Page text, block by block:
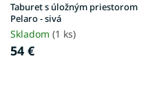
Taburet s úložným priestorom
Pelaro - sivá
Skladom (1 ks)
54 €